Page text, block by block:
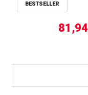
BESTSELLER
81,94